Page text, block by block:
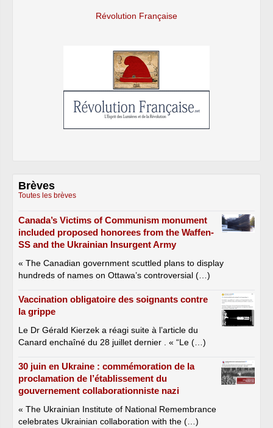
Révolution Française
Brèves
Toutes les brèves
Canada’s Victims of Communism monument
included proposed honorees from the Waffen-
SS and the Ukrainian Insurgent Army
« The Canadian government scuttled plans to display
hundreds of names on Ottawa’s controversial (…)
Vaccination obligatoire des soignants contre
la grippe
Le Dr Gérald Kierzek a réagi suite à l’article du
Canard enchaîné du 28 juillet dernier . « “Le (…)
30 juin en Ukraine : commémoration de la
proclamation de l’établissement du
gouvernement collaborationniste nazi
« The Ukrainian Institute of National Remembrance
celebrates Ukrainian collaboration with the (…)